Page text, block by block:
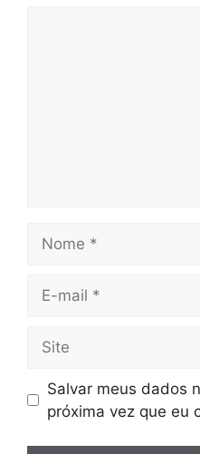
mail
Salvar meus dados
próxima vez que eu